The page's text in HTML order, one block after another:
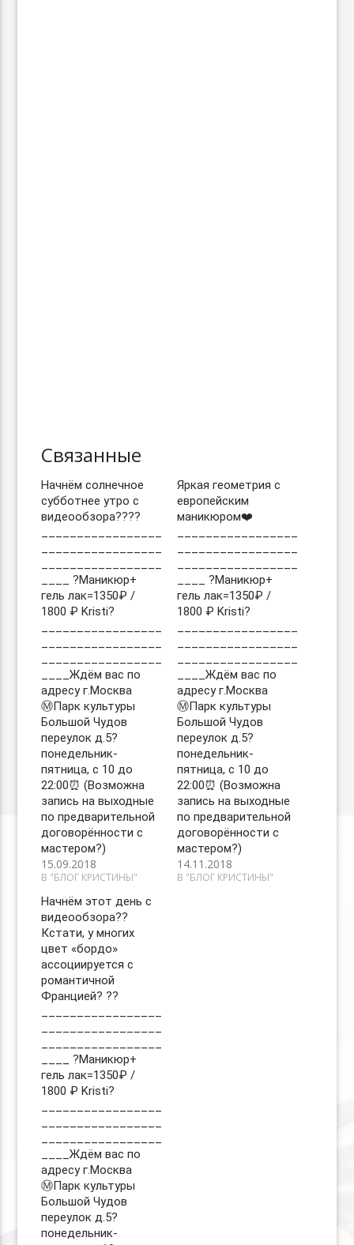
Связанные
Начнём солнечное
субботнее утро с
видеообзора????
____ ?Маникюр+
гель лак=1350₽ /
1800 ₽ Kristi?
____Ждём вас по
адресу г.Москва
Ⓜ️Парк культуры
Большой Чудов
переулок д.5?
понедельник-
пятница, с 10 до
22:00⏰ (Возможна
запись на выходные
по предварительной
договорённости с
мастером?)
15.09.2018
В "БЛОГ КРИСТИНЫ"
Яркая геометрия с
европейским
маникюром❤️
____ ?Маникюр+
гель лак=1350₽ /
1800 ₽ Kristi?
____Ждём вас по
адресу г.Москва
Ⓜ️Парк культуры
Большой Чудов
переулок д.5?
понедельник-
пятница, с 10 до
22:00⏰ (Возможна
запись на выходные
по предварительной
договорённости с
мастером?)
14.11.2018
В "БЛОГ КРИСТИНЫ"
Начнём этот день с
видеообзора??
Кстати, у многих
цвет «бордо»
ассоциируется с
романтичной
Францией? ??
____ ?Маникюр+
гель лак=1350₽ /
1800 ₽ Kristi?
____Ждём вас по
адресу г.Москва
Ⓜ️Парк культуры
Большой Чудов
переулок д.5?
понедельник-